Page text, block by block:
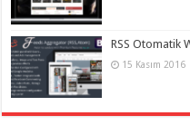
RSS Otomatik
15 Kasım 2016